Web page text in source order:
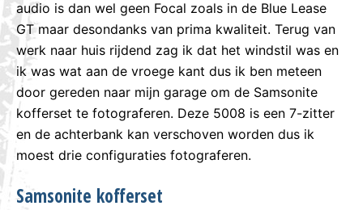
audio is dan wel geen Focal zoals in de Blue Lease
GT maar desondanks van prima kwaliteit. Terug van
werk naar huis rijdend zag ik dat het windstil was en
ik was wat aan de vroege kant dus ik ben meteen
door gereden naar mijn garage om de Samsonite
kofferset te fotograferen. Deze 5008 is een 7-zitter
en de achterbank kan verschoven worden dus ik
moest drie configuraties fotograferen.
Samsonite kofferset